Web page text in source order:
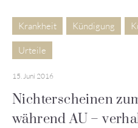
Krankheit Kündigung
Urteile
15. Juni 2016
Nichterscheinen
während AU –